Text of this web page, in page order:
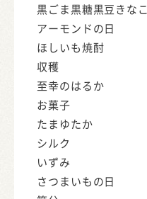
黒ごま黒糖黒豆きなこ
アーモンドの日
ほしいも焼酎
収穫
至幸のはるか
お菓子
たまゆたか
シルク
いずみ
さつまいもの日